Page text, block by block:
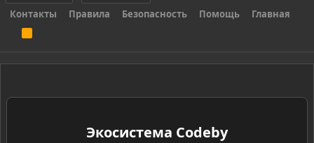
Контакты
Правила Безопасность Помощь Главная
S
Экосистема Codeby